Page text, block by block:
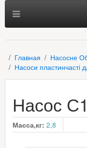
Главная
Насосне
Насоси пластинчасті
Насос
Масса,кг: 2,8